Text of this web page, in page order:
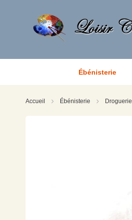
Ébénisterie
Accueil Ébénisterie Droguerie